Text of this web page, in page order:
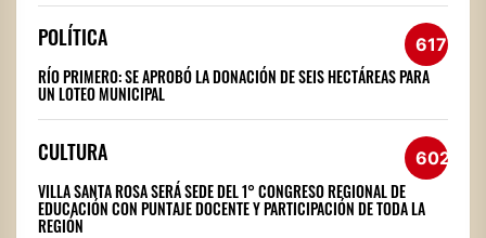
POLÍTICA 617
RÍO PRIMERO: SE APROBÓ LA DONACIÓN DE SEIS HECTÁREAS PARA
UN LOTEO MUNICIPAL
CULTURA 602
VILLA SANTA ROSA SERÁ SEDE DEL 1° CONGRESO REGIONAL DE
EDUCACIÓN CON PUNTAJE DOCENTE Y PARTICIPACIÓN DE TODA LA
REGIÓN